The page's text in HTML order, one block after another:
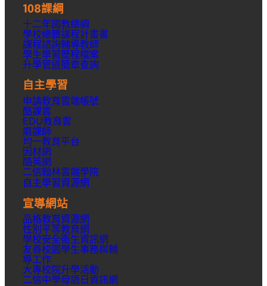
108課綱
十二年國教總綱
學校總體課程計畫書
課程諮詢輔導教師
學生學習歷程檔案
升學管道簡章查詢
自主學習
申請教育雲端帳號
酷課雲
EDU教育雲
磨課師
均一教育平台
因材網
酷英網
二信翰林雲端學院
自主學習資源網
宣導網站
品格教育資源網
性別平等教育網
學校安全衛生資訊網
友善校園學生事務與輔
導工作
大專校院升學活動
二信中學母語日資訊網